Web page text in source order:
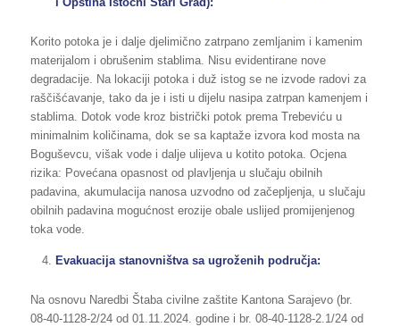
Korito potoka je i dalje djelimično zatrpano zemljanim i kamenim
materijalom i obrušenim stablima. Nisu evidentirane nove
degradacije. Na lokaciji potoka i duž istog se ne izvode radovi za
raščišćavanje, tako da je i isti u dijelu nasipa zatrpan kamenjem i
stablima. Dotok vode kroz bistrički potok prema Trebeviću u
minimalnim količinama, dok se sa kaptaže izvora kod mosta na
Boguševcu, višak vode i dalje ulijeva u kotito potoka. Ocjena
rizika: Povećana opasnost od plavljenja u slučaju obilnih
padavina, akumulacija nanosa uzvodno od začepljenja, u slučaju
obilnih padavina mogućnost erozije obale uslijed promijenjenog
toka vode.
Evakuacija stanovništva sa ugroženih područja:
Na osnovu Naredbi Štaba civilne zaštite Kantona Sarajevo (br.
08-40-1128-2/24 od 01.11.2024. godine i br. 08-40-1128-2.1/24 od